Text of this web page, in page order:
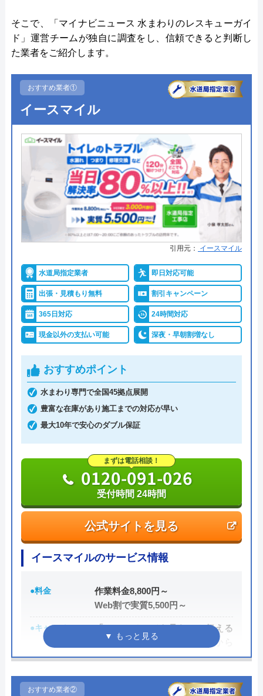
そこで、「マイナビニュース 水まわりのレスキューガイ
ド」運営チームが独自に調査をし、信頼できると判断し
た業者をご紹介します。
おすすめ業者①
イースマイル
引用元： イースマイル
水道局指定業者 即日対応可能
出張・見積もり無料 割引キャンペーン
365日対応 24時間対応
現金以外の支払い可能 深夜・早朝割増なし
おすすめポイント
水まわり専門で全国45拠点展開
豊富な在庫があり施工までの対応が早い
最大10年で安心のダブル保証
公式サイトを見る
まずは電話相談！
0120-091-026
受付時間 24時間
イースマイルのサービス情報
●料金
作業料金8,800円～
Web割で実質5,500円～
●キャンペーン
「ホームページを見た」と伝える
だけで、WEB割で作業料金から
3,000円割引！
●駆けつけ時間 最短20分
おすすめ業者②